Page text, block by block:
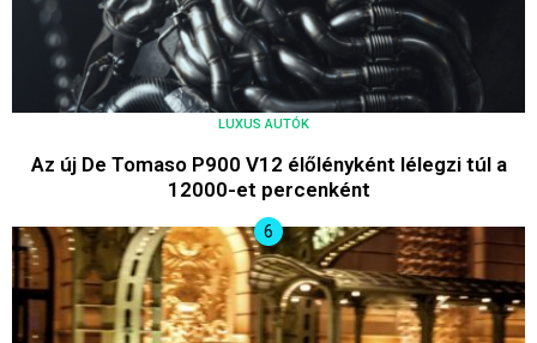
LUXUS AUTÓK
Az új De Tomaso P900 V12 élőlényként lélegzi túl a
12000-et percenként